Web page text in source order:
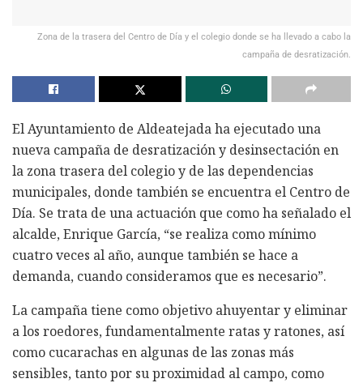
Zona de la trasera del Centro de Día y el colegio donde se ha llevado a cabo la
campaña de desratización.
El Ayuntamiento de Aldeatejada ha ejecutado una
nueva campaña de desratización y desinsectación en
la zona trasera del colegio y de las dependencias
municipales, donde también se encuentra el Centro de
Día. Se trata de una actuación que como ha señalado el
alcalde, Enrique García, “se realiza como mínimo
cuatro veces al año, aunque también se hace a
demanda, cuando consideramos que es necesario”.
La campaña tiene como objetivo ahuyentar y eliminar
a los roedores, fundamentalmente ratas y ratones, así
como cucarachas en algunas de las zonas más
sensibles, tanto por su proximidad al campo, como